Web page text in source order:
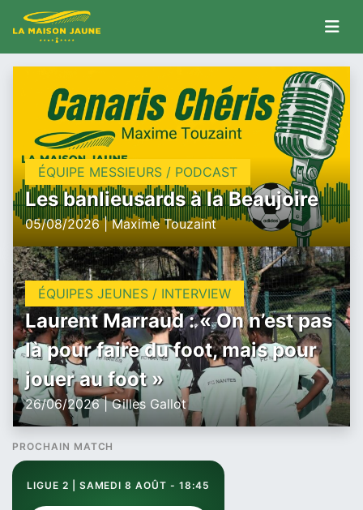
ÉQUIPE MESSIEURS / PODCAST
Les banlieusards à la Beaujoire
05/08/2026 | Maxime Touzaint
ÉQUIPES JEUNES / INTERVIEW
Laurent Marraud : « On n’est pas
là pour faire du foot, mais pour
jouer au foot »
26/06/2026 | Gilles Gallot
PROCHAIN MATCH
LIGUE 2 | SAMEDI 8 AOÛT - 18:45